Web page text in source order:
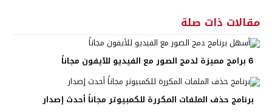
مقالات ذات صلة
6 برامج مميزة لدمج الصور مع الفيديو للآيفون مجاناً
برنامج حذف الملفات المكررة للكمبيوتر مجاناً أحدث إصدار